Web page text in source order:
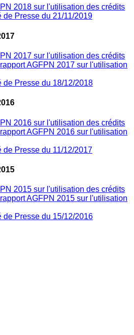
2018 sur l'utilisation des crédits
de Presse du 21/11/2019
2017 sur l'utilisation des crédits
AGFPN 2017 sur l'utilisation
de Presse du 18/12/2018
2016 sur l'utilisation des crédits
AGFPN 2016 sur l'utilisation
de Presse du 11/12/2017
2015 sur l'utilisation des crédits
AGFPN 2015 sur l'utilisation
de Presse du 15/12/2016